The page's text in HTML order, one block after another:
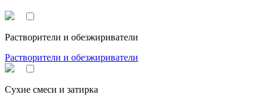
Растворители и обезжириватели
Растворители и обезжириватели
Сухие смеси и затирка